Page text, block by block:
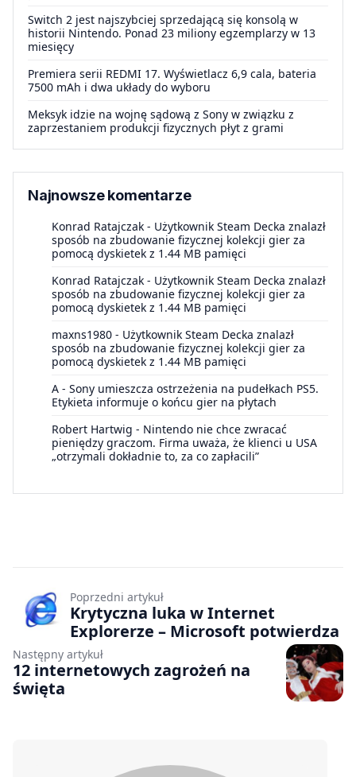
Switch 2 jest najszybciej sprzedającą się konsolą w
historii Nintendo. Ponad 23 miliony egzemplarzy w 13
miesięcy
Premiera serii REDMI 17. Wyświetlacz 6,9 cala, bateria
7500 mAh i dwa układy do wyboru
Meksyk idzie na wojnę sądową z Sony w związku z
zaprzestaniem produkcji fizycznych płyt z grami
Najnowsze komentarze
Konrad Ratajczak - Użytkownik Steam Decka znalazł
sposób na zbudowanie fizycznej kolekcji gier za
pomocą dyskietek z 1.44 MB pamięci
Konrad Ratajczak - Użytkownik Steam Decka znalazł
sposób na zbudowanie fizycznej kolekcji gier za
pomocą dyskietek z 1.44 MB pamięci
maxns1980 - Użytkownik Steam Decka znalazł
sposób na zbudowanie fizycznej kolekcji gier za
pomocą dyskietek z 1.44 MB pamięci
A - Sony umieszcza ostrzeżenia na pudełkach PS5.
Etykieta informuje o końcu gier na płytach
Robert Hartwig - Nintendo nie chce zwracać
pieniędzy graczom. Firma uważa, że klienci u USA
„otrzymali dokładnie to, za co zapłacili”
Poprzedni artykuł
Krytyczna luka w Internet
Explorerze – Microsoft potwierdza
Następny artykuł
12 internetowych zagrożeń na
święta